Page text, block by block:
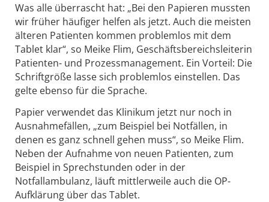
Was alle überrascht hat: „Bei den Papieren mussten
wir früher häufiger helfen als jetzt. Auch die meisten
älteren Patienten kommen problemlos mit dem
Tablet klar“, so Meike Flim, Geschäftsbereichsleiterin
Patienten- und Prozessmanagement. Ein Vorteil: Die
Schriftgröße lasse sich problemlos einstellen. Das
gelte ebenso für die Sprache.
Papier verwendet das Klinikum jetzt nur noch in
Ausnahmefällen, „zum Beispiel bei Notfällen, in
denen es ganz schnell gehen muss“, so Meike Flim.
Neben der Aufnahme von neuen Patienten, zum
Beispiel in Sprechstunden oder in der
Notfallambulanz, läuft mittlerweile auch die OP-
Aufklärung über das Tablet.